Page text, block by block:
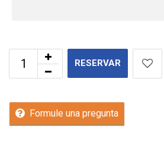
RESERVAR
Formule una pregunta